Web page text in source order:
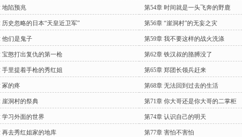
地陷预兆 第54章 时间就是一头飞奔的野鹿
历史忽略的日本“天皇近卫军” 第56章 “崖洞村”的无妄之灾
他们是鬼子 第59章 我不要这样的战火洗涤
宝憨打出复仇的第一枪 第62章 铁汉叔的胳膊没了
手里提着手枪的秀红姐 第65章 郑团长领兵赶来
冢的疼 第68章 无法回到过去的生活
崖洞村的祭典 第71章 你大哥还是你大哥的二掌柜
学习外面的世界 第74章 认识自己的明天
再去秀红姐家的地库 第77章 害怕不害怕